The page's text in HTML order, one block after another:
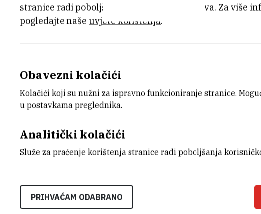
Znanstvenici Instituta Ruđer Bošković (IRB) po
aktivaciju ugljik-vodik veze u čvrstom stanju,
Riječ je o novoj, efikasnijoj i ekološki
mehaničke energije za dobivanje
istraživanje je ukazalo na jednostavnije i
spojeva, koji imaju važnu primjenu u organskoj
tehnologiji i razvoju novih materijala. Da je riječ
je rezultate istraživanja objavio jedan od
Chemical Communications (IF 6.718).
PRIOPCENJE-Rudjerovci-razvili-zelenu-metodu-
spojeva.pdf
stranice radi poboljšanja korisničkog iskustva. Za više
pogledajte naše uvjete korištenja.
Obavezni kolačići
Kolačići koji su nužni za ispravno funkcioniranje stranice.
u postavkama preglednika.
Analitički kolačići
Služe za praćenje korištenja stranice radi poboljšanja
PRIHVAĆAM ODABRANO